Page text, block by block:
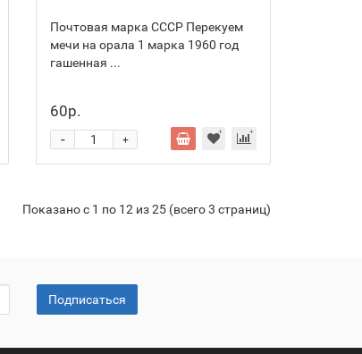
Почтовая марка СССР Перекуем
мечи на орала 1 марка 1960 год
гашенная ...
60р.
+
-
Показано с 1 по 12 из 25 (всего 3 страниц)
Подписаться